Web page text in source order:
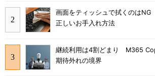
画面をティッシュで拭くのは
正しいお手入れ方法
継続利用は4割どまり M365
期待外れの境界